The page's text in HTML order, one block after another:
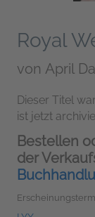
Royal
von April
Dieser Titel
ist jetzt
Bestellen
der